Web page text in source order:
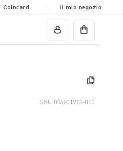
Coincard Il mio negozio
SKU.006801913-000